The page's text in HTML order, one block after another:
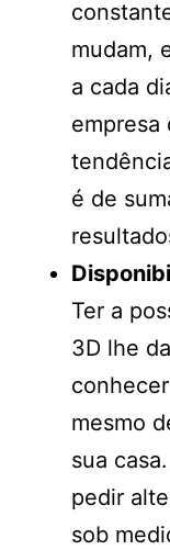
mudam,
a cada
empresa
é de
Ter a
3D lhe
mesmo
sua
pedir
sob